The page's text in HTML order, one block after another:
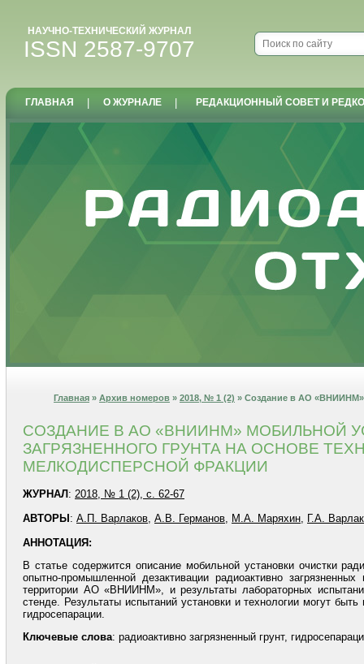
НАУЧНО-ТЕХНИЧЕСКИЙ ЖУРНАЛ
ISSN 2587-9707
ГЛАВНАЯ О ЖУРНАЛЕ РЕДАКЦИОННЫЙ СОВЕТ И
Главная » Архив номеров » 2018, № 1 (2) » Создание в АО «ВНИИНМ»
СОЗДАНИЕ В АО «ВНИИНМ» МОБИЛЬНОЙ
ЗАГРЯЗНЕННОГО ГРУНТА НА ОСНОВЕ
МЕЛКОДИСПЕРСНОЙ ФРАКЦИИ
ЖУРНАЛ : 2018, № 1 (2), с. 62-67
АВТОРЫ : А.П. Варлаков, А.В. Германов, М.А. Маряхин, Г.А.
АННОТАЦИЯ:
В статье содержится описание мобильной установки очистки
опытно-промышленной дезактивации радиоактивно
территории АО «ВНИИНМ», и результаты лабораторных
стенде. Результаты испытаний установки и технологии могут
гидросепарации.
Ключевые слова: радиоактивно загрязненный грунт,